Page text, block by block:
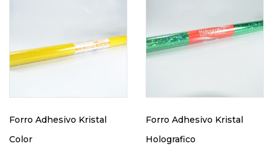
Forro Adhesivo Kristal
Color
Forro Adhesivo Kristal
Holografico